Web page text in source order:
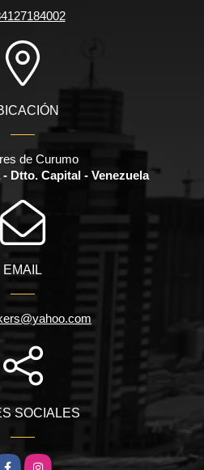
de Curumo
Dtto. Capital - Venezuela
EMAIL
SOCIALES
Instagram